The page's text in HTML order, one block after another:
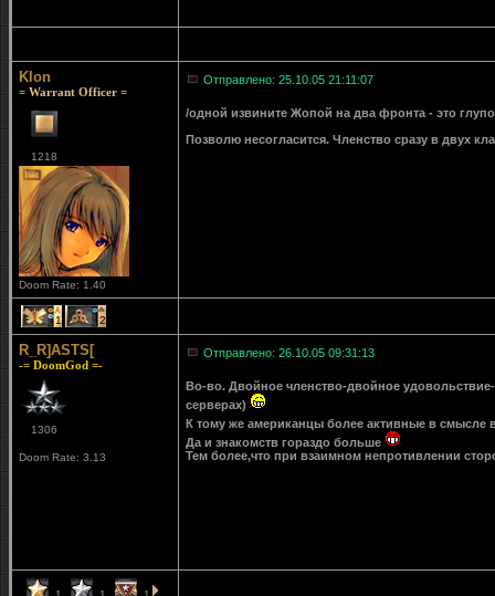
Klon
= Warrant Officer =
1218
Doom Rate: 1.40
Отправлено: 25.10.05 21:11:07
/одной извините Жопой на два фронта - это
Позволю несогласится. Членство сразу в двух
1 2
R_R]ASTS[
-= DoomGod =-
1306
Doom Rate: 3.13
Отправлено: 26.10.05 09:31:13
Во-во. Двойное членство-двойное
серверах)
К тому же американцы более активные в смысле
Да и знакомств гораздо больше
Тем более,что при взаимном непротивлении